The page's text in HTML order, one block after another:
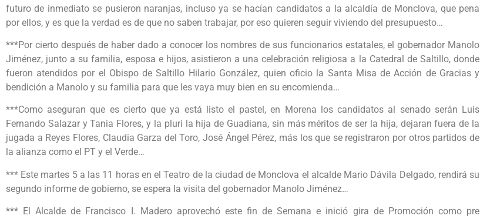
futuro de inmediato se pusieron naranjas, incluso ya se hacían candidatos a la alcaldía de Monclova, que pena
por ellos, y es que la verdad es de que no saben trabajar, por eso quieren seguir viviendo del presupuesto…
***Por cierto después de haber dado a conocer los nombres de sus funcionarios estatales, el gobernador Manolo
Jiménez, junto a su familia, esposa e hijos, asistieron a una celebración religiosa a la Catedral de Saltillo, donde
fueron atendidos por el Obispo de Saltillo Hilario González, quien oficio la Santa Misa de Acción de Gracias y
bendición a Manolo y su familia para que les vaya muy bien en su encomienda…
***Como aseguran que es cierto que ya está listo el pastel, en Morena los candidatos al senado serán Luis
Fernando Salazar y Tania Flores, y la pluri la hija de Guadiana, sin más méritos de ser la hija, dejaran fuera de la
jugada a Reyes Flores, Claudia Garza del Toro, José Ángel Pérez, más los que se registraron por otros partidos de
la alianza como el PT y el Verde…
*** Este martes 5 a las 11 horas en el Teatro de la ciudad de Monclova el alcalde Mario Dávila Delgado, rendirá su
segundo informe de gobierno, se espera la visita del gobernador Manolo Jiménez…
*** El Alcalde de Francisco I. Madero aprovechó este fin de Semana e inició gira de Promoción como pre